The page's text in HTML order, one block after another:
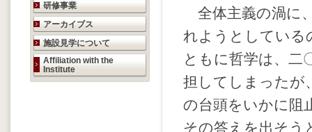
研修事業
アーカイブス
施設見学について
Affiliation with the
Institute
全体主義の渦に
れようとしている
ともに哲学は、二
担してしまったが
の台頭をいかに阻
その答えを出そう